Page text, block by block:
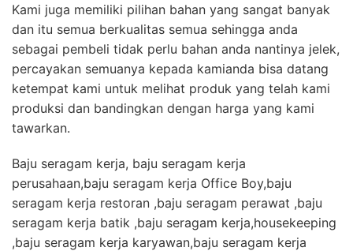
Kami juga memiliki pilihan bahan yang sangat banyak
dan itu semua berkualitas semua sehingga anda
sebagai pembeli tidak perlu bahan anda nantinya jelek,
percayakan semuanya kepada kamianda bisa datang
ketempat kami untuk melihat produk yang telah kami
produksi dan bandingkan dengan harga yang kami
tawarkan.
Baju seragam kerja, baju seragam kerja
perusahaan,baju seragam kerja Office Boy,baju
seragam kerja restoran ,baju seragam perawat ,baju
seragam kerja batik ,baju seragam kerja,housekeeping
,baju seragam kerja karyawan,baju seragam kerja